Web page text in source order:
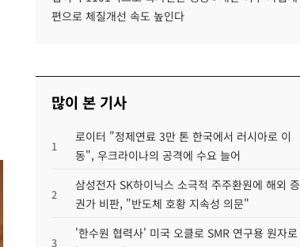
편으로 체질개선 속도 높인다
많이 본 기사
1
로이터 "정제연료 3만 톤 한국에서 러시아로 이
동", 우크라이나의 공격에 수요 늘어
2
삼성전자 SK하이닉스 소극적 주주환원에 해외 증
권가 비판, "반도체 호황 지속성 의문"
3
'한수원 협력사' 미국 오클로 SMR 연구용 원자로